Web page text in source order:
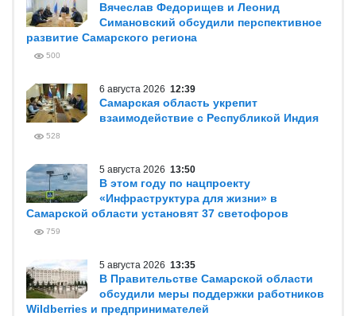
Вячеслав Федорищев и Леонид
Симановский обсудили перспективное
развитие Самарского региона
500
6 августа 2026 12:39
Самарская область укрепит
взаимодействие с Республикой Индия
528
5 августа 2026 13:50
В этом году по нацпроекту
«Инфраструктура для жизни» в
Самарской области установят 37 светофоров
759
5 августа 2026 13:35
В Правительстве Самарской области
обсудили меры поддержки работников
Wildberries и предпринимателей